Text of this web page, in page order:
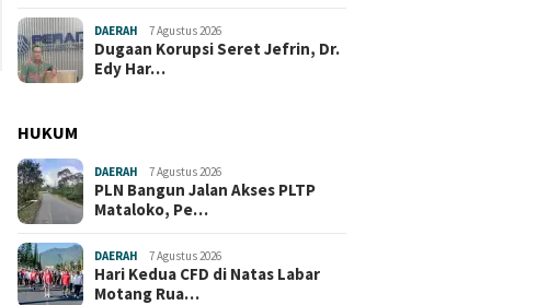
DAERAH 7 Agustus 2026
Dugaan Korupsi Seret Jefrin, Dr.
Edy Har…
HUKUM
DAERAH 7 Agustus 2026
PLN Bangun Jalan Akses PLTP
Mataloko, Pe…
DAERAH 7 Agustus 2026
Hari Kedua CFD di Natas Labar
Motang Rua…